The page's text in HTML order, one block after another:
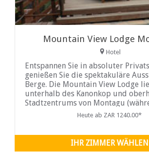
Mountain View Lodge
Hotel
Entspannen Sie in absoluter
genießen Sie die spektakuläre
Berge. Die Mountain View Lodge
unterhalb des Kanonkop und
Stadtzentrums von Montagu
zu Fuß erreichbar ist) und ist fast
Heute ab ZAR 1240.00*
IHR ZIMMER WÄHLEN